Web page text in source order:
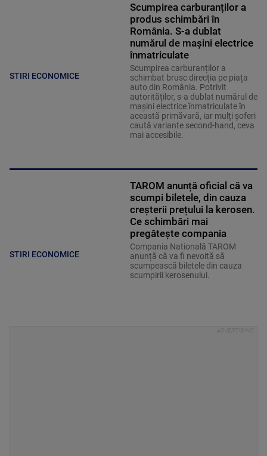
STIRI ECONOMICE
Scumpirea carburanților a
produs schimbări în
România. S-a dublat
numărul de mașini electrice
înmatriculate
Scumpirea carburanților a
schimbat brusc direcția pe piața
auto din România. Potrivit
autorităților, s-a dublat numărul de
mașini electrice înmatriculate în
această primăvară, iar mulți șoferi
caută variante second-hand, ceva
mai accesibile.
STIRI ECONOMICE
TAROM anunță oficial că va
scumpi biletele, din cauza
creșterii prețului la kerosen.
Ce schimbări mai
pregătește compania
Compania Natională TAROM
anunță că va fi nevoită să
scumpească biletele din cauza
scumpirii kerosenului.